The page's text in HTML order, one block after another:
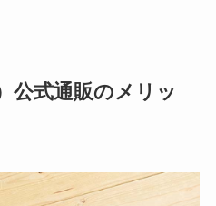
公式通販のメリッ